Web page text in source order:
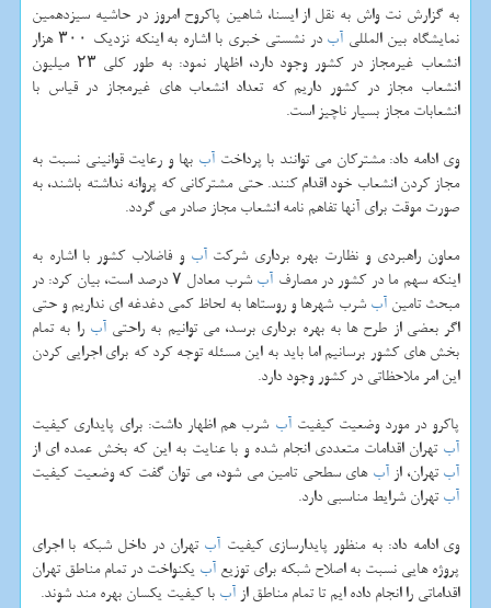
به گزارش نت واش به نقل از ایسنا، شاهین پاكروح امروز در حاشیه سیزدهمین
نمایشگاه بین المللی آب
در نشستی خبری با اشاره به اینكه نزدیك ۳۰۰ هزار
انشعاب غیرمجاز در كشور وجود دارد، اظهار نمود: به طور كلی ۲۳ میلیون
انشعاب مجاز در كشور داریم كه تعداد انشعاب های غیرمجاز در قیاس با
انشعابات مجاز بسیار ناچیز است.
وی ادامه داد: مشتركان می توانند با پرداختآب بها و رعایت قوانینی نسبت به
مجاز كردن انشعاب خود اقدام كنند. حتی مشتركانی كه پروانه نداشته باشند، به
صورت موقت برای آنها تفاهم نامه انشعاب مجاز صادر می گردد.
معاون راهبردی و نظارت بهره برداری شركتآب و فاضلاب كشور با اشاره به
اینكه سهم ما در كشور در مصارف آب
شرب معادل ۷ درصد است، بیان كرد: در
مبحث تامینآب شرب شهرها و روستاها به لحاظ كمی دغدغه ای نداریم و حتی
اگر بعضی از طرح ها به بهره برداری برسد، می توانیم به راحتیآب را به تمام
بخش های كشور برسانیم اما باید به این مسئله توجه كرد كه برای اجرایی كردن
این امر ملاحظاتی در كشور وجود دارد.
پاكرو در مورد وضعیت كیفیتآب شرب هم اظهار داشت: برای پایداری كیفیت
آب تهران اقدامات متعددی انجام شده و با عنایت به این كه بخش عمده ای از
آبتهران، ازآب های سطحی تامین می شود، می توان گفت كه وضعیت كیفیت
آبتهران شرایط مناسبی دارد.
وی ادامه داد: به منظور پایدارسازی كیفیت آب تهران در داخل شبكه با اجرای
پروژه هایی نسبت به اصلاح شبكه برای توزیع آب یكنواخت در تمام مناطق تهران
اقداماتی را انجام داده ایم تا تمام مناطق از آب با كیفیت یكسان بهره مند شوند.